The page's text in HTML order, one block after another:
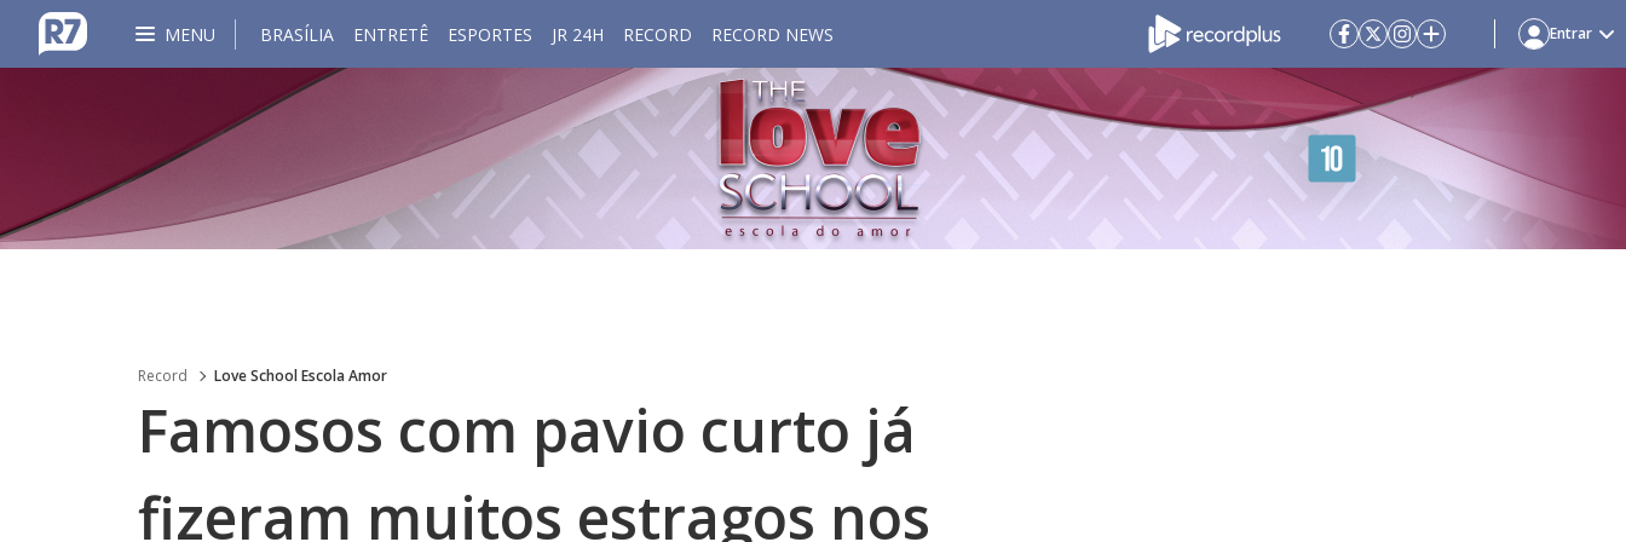
MENU BRASÍLIA ENTRETÊ ESPORTES JR 24H RECORD RECORD NEWS Entrar
Record Love School Escola Amor
Famosos com pavio curto já
fizeram muitos estragos nos